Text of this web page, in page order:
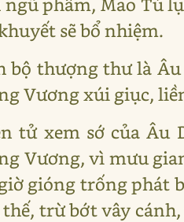
sẽ bổ nhiệm.
bộ thượng thư là
Vương xúi giục,
tử xem sớ của Âu
Vương, vì mưu
gióng trống phát
trừ bớt vây